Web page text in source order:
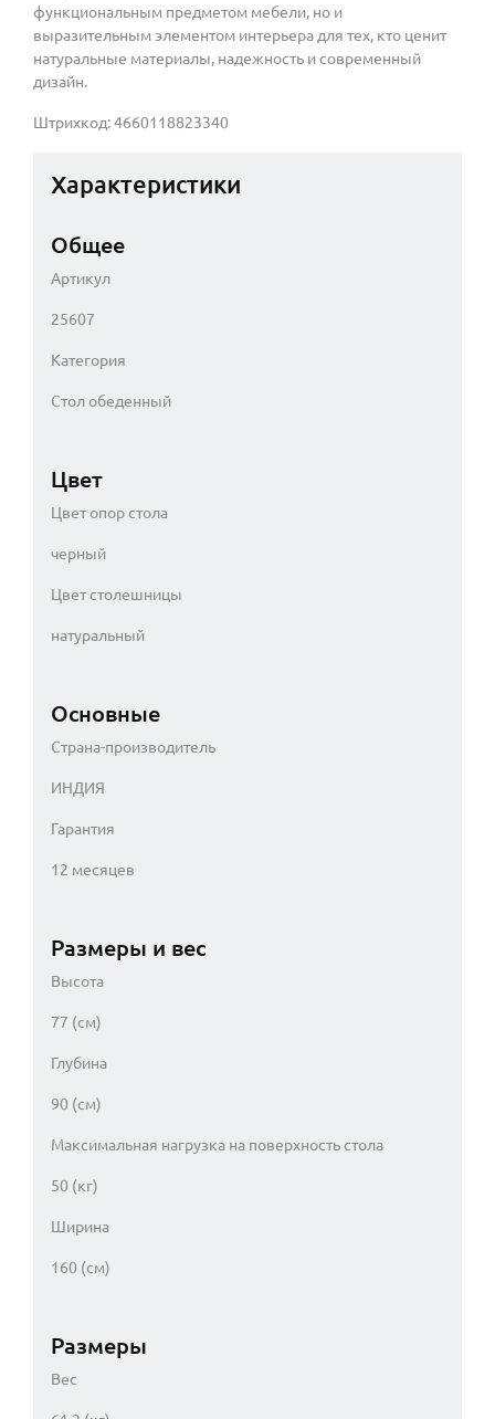
функциональным предметом мебели, но и
выразительным элементом интерьера для тех, кто ценит
натуральные материалы, надежность и современный
дизайн.
Штрихкод: 4660118823340
Характеристики
Общее
Артикул
25607
Категория
Стол обеденный
Цвет
Цвет опор стола
черный
Цвет столешницы
натуральный
Основные
Страна-производитель
ИНДИЯ
Гарантия
12 месяцев
Размеры и вес
Высота
77 (см)
Глубина
90 (см)
Максимальная нагрузка на поверхность стола
50 (кг)
Ширина
160 (см)
Размеры
Вес